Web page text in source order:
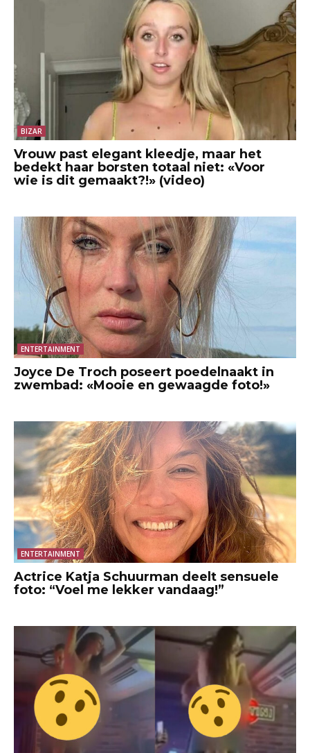
BIZAR
Vrouw past elegant kleedje, maar het
bedekt haar borsten totaal niet: «Voor
wie is dit gemaakt?!» (video)
ENTERTAINMENT
Joyce De Troch poseert poedelnaakt in
zwembad: «Mooie en gewaagde foto!»
ENTERTAINMENT
Actrice Katja Schuurman deelt sensuele
foto: “Voel me lekker vandaag!”